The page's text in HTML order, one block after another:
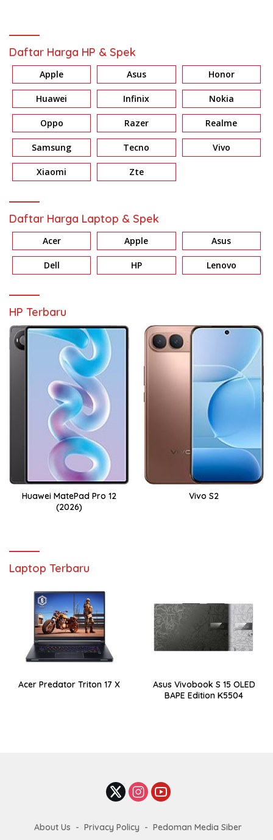
Daftar Harga HP & Spek
Apple Asus Honor
Huawei Infinix Nokia
Oppo Razer Realme
Samsung Tecno Vivo
Xiaomi Zte
Daftar Harga Laptop & Spek
Acer Apple Asus
Dell HP Lenovo
HP Terbaru
Huawei MatePad Pro 12
(2026)
Vivo S2
Laptop Terbaru
Acer Predator Triton 17 X
Asus Vivobook S 15 OLED
BAPE Edition K5504
About Us Privacy Policy
Pedoman Media Siber